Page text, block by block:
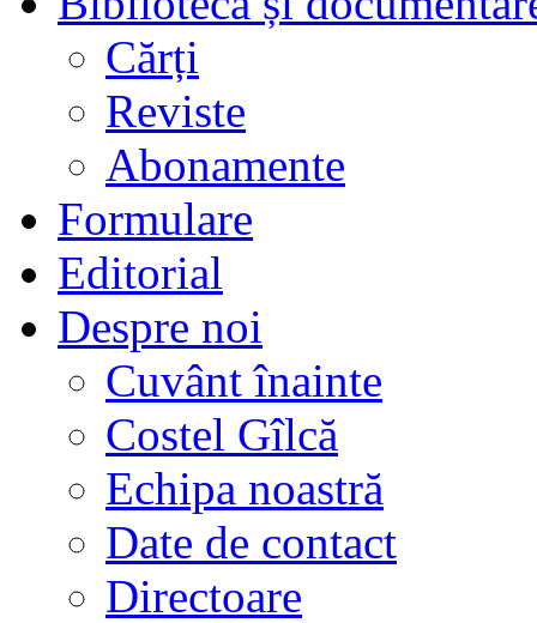
Cărți
Reviste
Abonamente
Formulare
Editorial
Despre noi
Cuvânt înainte
Costel Gîlcă
Echipa noastră
Date de contact
Directoare